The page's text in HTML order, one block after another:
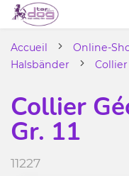
Accueil Online-
Halsbänder
Collier
Collier
Gr. 11
11227